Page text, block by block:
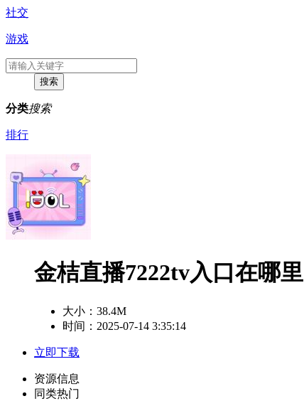
社交
游戏
分类搜索
排行
金桔直播7222tv入口在哪里
大小： 38.4M
时间：2025-07-14 3:35:14
立即下载
资源信息
同类热门